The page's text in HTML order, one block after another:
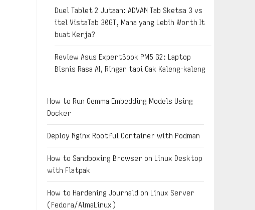
Duel Tablet 2 Jutaan: ADVAN Tab Sketsa 3 vs
itel VistaTab 30GT, Mana yang Lebih Worth It
buat Kerja?
Review Asus ExpertBook PM5 G2: Laptop
Bisnis Rasa AI, Ringan tapi Gak Kaleng-kaleng
How to Run Gemma Embedding Models Using
Docker
Deploy Nginx Rootful Container with Podman
How to Sandboxing Browser on Linux Desktop
with Flatpak
How to Hardening Journald on Linux Server
(Fedora/AlmaLinux)